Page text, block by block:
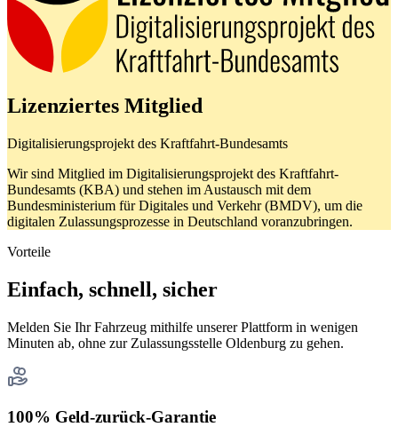
Lizenziertes Mitglied
Digitalisierungsprojekt des Kraftfahrt-Bundesamts
Wir sind Mitglied im Digitalisierungsprojekt des Kraftfahrt-
Bundesamts (KBA) und stehen im Austausch mit dem
Bundesministerium für Digitales und Verkehr (BMDV), um die
digitalen Zulassungsprozesse in Deutschland voranzubringen.
Vorteile
Einfach, schnell, sicher
Melden Sie Ihr Fahrzeug mithilfe unserer Plattform in wenigen
Minuten ab, ohne zur Zulassungsstelle Oldenburg zu gehen.
100% Geld-zurück-Garantie